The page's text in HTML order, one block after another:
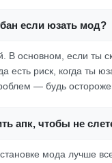
если юзать мод?
В основном, если ты
есть риск, когда ты
— будь
апк, чтобы не
мода лучше